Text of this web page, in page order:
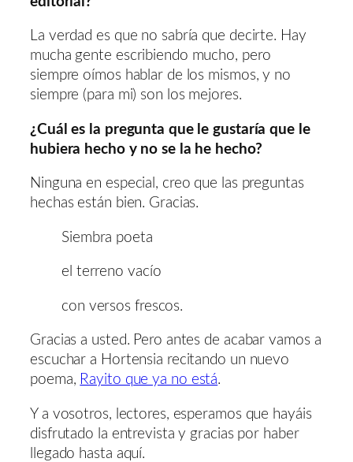
La verdad es que no sabría que decirte. Hay
mucha gente escribiendo mucho, pero
siempre oímos hablar de los mismos, y no
siempre (para mi) son los mejores.
¿Cuál es la pregunta que le gustaría que le
hubiera hecho y no se la he hecho?
Ninguna en especial, creo que las preguntas
hechas están bien. Gracias.
Siembra poeta
el terreno vacío
con versos frescos.
Gracias a usted. Pero antes de acabar vamos a
escuchar a Hortensia recitando un nuevo
poema, Rayito que ya no está.
Y a vosotros, lectores, esperamos que hayáis
disfrutado la entrevista y gracias por haber
llegado hasta aquí.